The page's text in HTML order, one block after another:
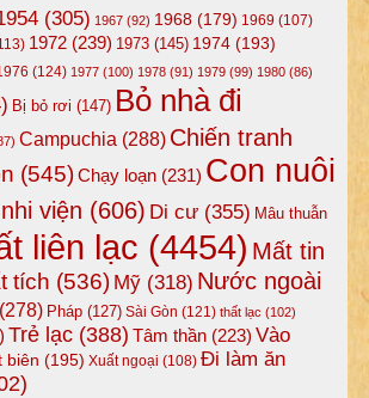
(305) 1967(92) 1968(179) 1969 (107)
1972(239) 1973(145) 1974(193)
(124) 1977(100) 1978(91) 1979(99) 1980(86)
Bị bỏ rơi (147) Bỏ nhà đi
Campuchia (288) Chiến tranh
(545)Chạy loạn(231) Con nuôi
viện (606) Di cư(355) Mâu thuẫn
liên lạc (4454) Mất tin
tích (536) Mỹ(318) Nước ngoài
(278) Pháp(127) Sài Gòn (121) thất lạc (102)
Trẻ lạc(388) Tâm thần(223) Vào
biên (195) Xuất ngoại (108) Đi làm ăn